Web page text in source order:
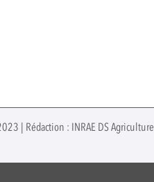
| Rédaction : INRAE DS Agriculture